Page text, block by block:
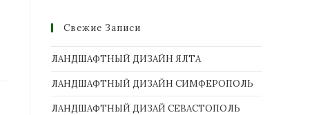
Свежие Записи
ЛАНДШАФТНЫЙ ДИЗАЙН ЯЛТА
ЛАНДШАФТНЫЙ ДИЗАЙН СИМФЕРОПОЛЬ
ЛАНДШАФТНЫЙ ДИЗАЙ СЕВАСТОПОЛЬ